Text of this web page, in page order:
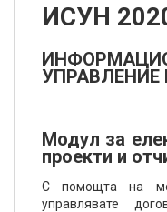
ИСУН
УПРАВЛЕНИЕ
Модул за
проекти и
С помощта на
управлявате